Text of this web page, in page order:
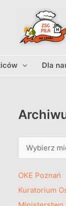
Dla
m
OKE Poznań
Kuratorium